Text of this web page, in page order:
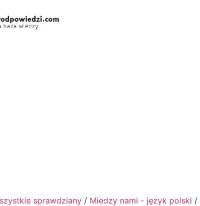
sprawdziany / Miedzy nami - język polski /